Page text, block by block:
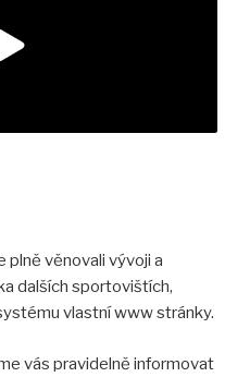
plně věnovali vývoji a
dalších sportovištích,
vlastní www stránky.
vás pravidelně informovat